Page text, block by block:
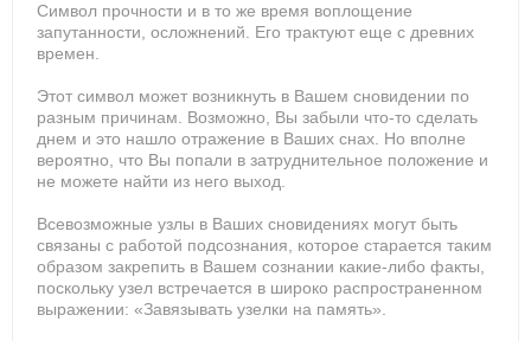
Символ прочности и в то же время воплощение
запутанности, осложнений. Его трактуют еще с древних
времен.
Этот символ может возникнуть в Вашем сновидении по
разным причинам. Возможно, Вы забыли что-то сделать
днем и это нашло отражение в Ваших снах. Но вполне
вероятно, что Вы попали в затруднительное положение и
не можете найти из него выход.
Всевозможные узлы в Ваших сновидениях могут быть
связаны с работой подсознания, которое старается таким
образом закрепить в Вашем сознании какие-либо факты,
поскольку узел встречается в широко распространенном
выражении: «Завязывать узелки на память».